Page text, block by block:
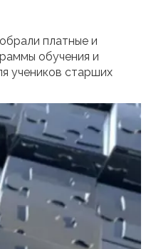
платные и
обучения и
учеников старших